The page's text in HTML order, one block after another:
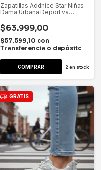
Zapatillas Addnice Star Niñas
Dama Urbana Deportiva
$63.999,00
$57.599,10 con
Transferencia o depósito
2 en stock
GRATIS